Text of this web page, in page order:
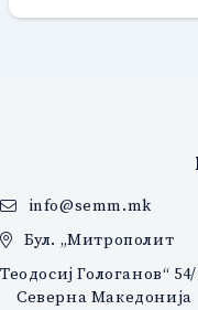
info@semm.mk
Бул. „Митрополит
Теодосиј Гологанов“ 54/
Северна Македонија